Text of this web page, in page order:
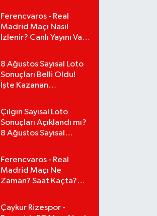
Ferencvaros - Real
Madrid Maçı Nasıl
İzlenir? Canlı Yayını Var
8 Ağustos Sayısal Loto
Sonuçları Belli Oldu!
İşte Kazanan
Çılgın Sayısal Loto
Sonuçları Açıklandı mı?
8 Ağustos Sayısal
Ferencvaros - Real
Madrid Maçı Ne
Zaman? Saat Kaçta?
Oynayacak mı?
Çaykur Rizespor -